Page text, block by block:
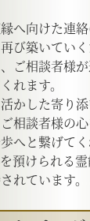
へ向けた連
び築いてい
ご相談者様
れます。
かした寄り
相談者様の
へと繋げて
預けられる
れています。